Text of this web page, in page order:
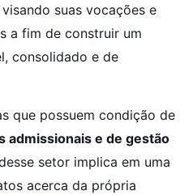
suas vocações e
a fim de construir um
consolidado e de
que possuem condição de
admissionais e de gestão
setor implica em uma
acerca da própria